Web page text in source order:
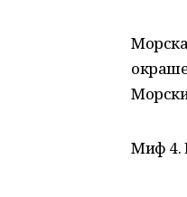
Миф 4.